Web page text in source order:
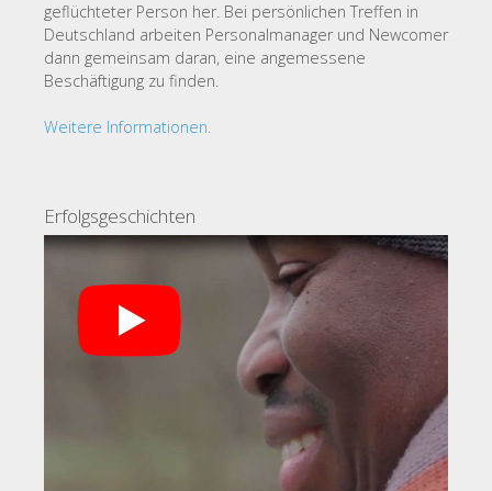
geflüchteter Person her. Bei persönlichen Treffen in
Deutschland arbeiten Personalmanager und Newcomer
dann gemeinsam daran, eine angemessene
Beschäftigung zu finden.
Weitere Informationen.
Erfolgsgeschichten